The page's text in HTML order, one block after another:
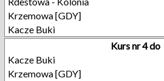
Krzemowa [GDY]
Kacze Buki
Kurs nr 4 do
Kacze Buki
Krzemowa [GDY]